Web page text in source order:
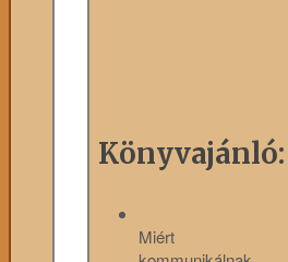
Könyvajánló:
Miért